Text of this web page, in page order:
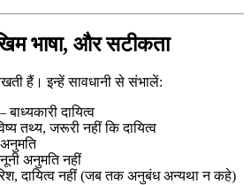
भाषा, और सटीकता
हैं। इन्हें सावधानी से संभालें:
– बाध्यकारी दायित्व
तथ्य, जरूरी नहीं कि दायित्व
अनुमति नहीं
दायित्व नहीं (जब तक अनुबंध अन्यथा न कहे)